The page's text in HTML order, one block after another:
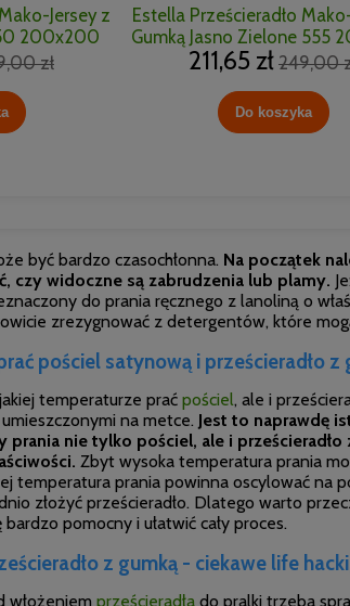
Jersey z
200x200
zł
Estella Prześcieradło
Gumką Jasno Zielone 555
211,65 zł 249,00
Do koszyka
być bardzo czasochłonna. Na początek
czy widoczne są zabrudzenia lub plamy.
do prania ręcznego z lanoliną o
zrezygnować z detergentów, które
pościel satynową i prześcieradło z
temperaturze prać pościel, ale i
na metce. Jest to naprawdę
nie tylko pościel, ale i prześcieradło
Zbyt wysoka temperatura prania
temperatura prania powinna oscylować na
złożyć prześcieradło. Dlatego warto
pomocny i ułatwić cały proces.
z gumką - ciekawe life
włożeniem prześcieradła do pralki trzeba